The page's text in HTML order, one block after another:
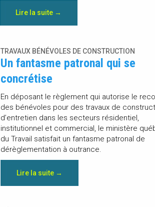
Lire la suite →
TRAVAUX BÉNÉVOLES DE CONSTRUCTION
Un fantasme patronal qui se
concrétise
En déposant le règlement qui autorise le
des bénévoles pour des travaux de
d’entretien dans les secteurs résidentiel,
institutionnel et commercial, le ministère
du Travail satisfait un fantasme patronal de
dérèglementation à outrance.
Lire la suite →